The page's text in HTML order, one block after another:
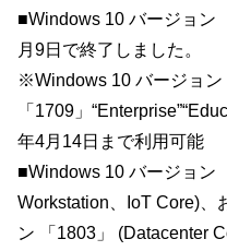
■Windows 10 バージョン
月9日で終了しました。
※Windows 10 バージョン
「1709」
年4月14日まで利用可能
■Windows 10 バージョン
Workstation、IoT Core)、
ン 「1803」 (Datacenter